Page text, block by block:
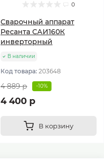
0
Сварочный аппарат
Ресанта САИ160К
инверторный
В наличии
Код товара: 203648
4 889 р -10%
4 400 р
В корзину